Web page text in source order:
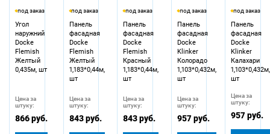
под заказ
Угол
наружний
Docke
Flemish
Желтый
0,435м, шт
Цена за
штуку:
866 руб.
под заказ
Панель
фасадная
Docke
Flemish
Желтый
1,183*0,44м,
шт
Цена за
штуку:
843 руб.
под заказ
Панель
фасадная
Docke
Flemish
Красный
1,183*0,44м,
шт
Цена за
штуку:
843 руб.
под заказ
Панель
фасадная
Docke
Klinker
Колорадо
1,103*0,432м,
шт
Цена за
штуку:
957 руб.
под заказ
Панель
фасадная
Docke
Klinker
Калахари
1,103*0,432м,
шт
Цена за
штуку:
957 руб.